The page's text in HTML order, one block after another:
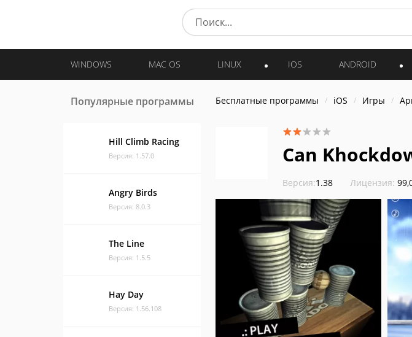
WINDOWS MAC OS LINUX IOS ANDROID
Популярные программы
Hill Climb Racing
Версия: 1.57.0
Angry Birds
Версия: 8.0.3
The Line
Версия: 1.5.5
Hay Day
Версия: 1.56.108
Бесплатные программы iOS Игры
Can
Версия:1.38 Лицензия: